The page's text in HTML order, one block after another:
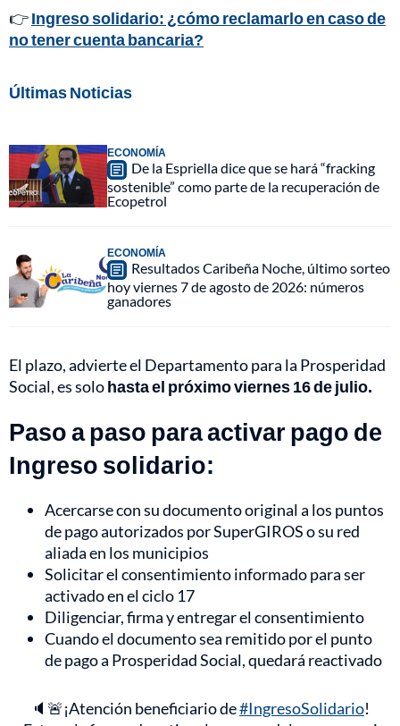
👉Ingreso solidario: ¿cómo reclamarlo en caso de
no tener cuenta bancaria?
Últimas Noticias
ECONOMÍA
De la Espriella dice que se hará “fracking
sostenible” como parte de la recuperación de
Ecopetrol
ECONOMÍA
Resultados Caribeña Noche, último sorteo
hoy viernes 7 de agosto de 2026: números
ganadores
El plazo, advierte el Departamento para la Prosperidad
Social, es solohasta el próximo viernes 16 de julio.
Paso a paso para activar pago de
Ingreso solidario:
Acercarse con su documento original a los puntos
de pago autorizados por SuperGIROS o su red
aliada en los municipios
Solicitar el consentimiento informado para ser
activado en el ciclo 17
Diligenciar, firma y entregar el consentimiento
Cuando el documento sea remitido por el punto
de pago a Prosperidad Social, quedará reactivado
🔈🚨¡Atención beneficiario de#IngresoSolidario!